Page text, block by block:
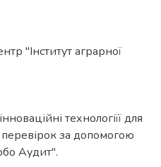
"Інститут аграрної
технологіїї для
за допомогою
Аудит".